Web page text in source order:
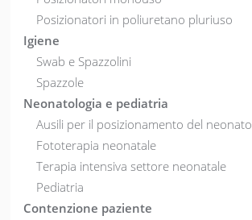
Posizionatori in poliuretano pluriuso
Igiene
Swab e Spazzolini
Spazzole
Neonatologia e pediatria
Ausili per il posizionamento del neonato
Fototerapia neonatale
Terapia intensiva settore neonatale
Pediatria
Contenzione paziente